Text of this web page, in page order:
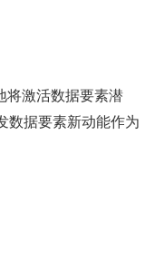
将激活数据要素潜
数据要素新动能作为